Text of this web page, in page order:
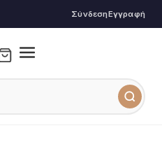
ΣύνδεσηΕγγραφή